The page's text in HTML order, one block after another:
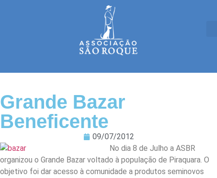
Grande Bazar
Beneficente
09/07/2012
No dia 8 de Julho a ASBR
organizou o Grande Bazar voltado à população de Piraquara. O
objetivo foi dar acesso à comunidade a produtos seminovos